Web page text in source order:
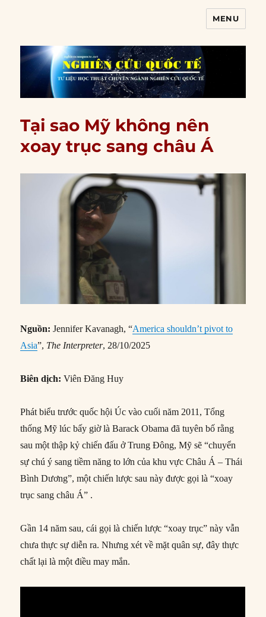
MENU
Tại sao Mỹ không nên
xoay trục sang châu Á
Nguồn: Jennifer Kavanagh, “America shouldn’t pivot to
Asia”, The Interpreter, 28/10/2025
Biên dịch:Viên Đăng Huy
Phát biểu trước quốc hội Úc vào cuối năm 2011, Tổng
thống Mỹ lúc bấy giờ là Barack Obama đã tuyên bố rằng
sau một thập kỷ chiến đấu ở Trung Đông, Mỹ sẽ “chuyển
sự chú ý sang tiềm năng to lớn của khu vực Châu Á – Thái
Bình Dương”, một chiến lược sau này được gọi là “xoay
trục sang châu Á” .
Gần 14 năm sau, cái gọi là chiến lược “xoay trục” này vẫn
chưa thực sự diễn ra. Nhưng xét về mặt quân sự, đây thực
chất lại là một điều may mắn.